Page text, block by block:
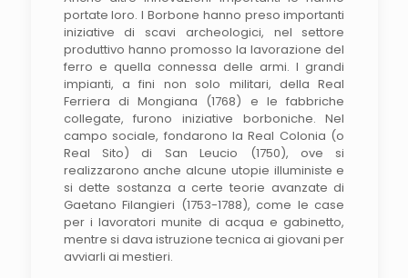
portate loro. I Borbone hanno preso importanti
iniziative di scavi archeologici, nel settore
produttivo hanno promosso la lavorazione del
ferro e quella connessa delle armi. I grandi
impianti, a fini non solo militari, della Real
Ferriera di Mongiana (1768) e le fabbriche
collegate, furono iniziative borboniche. Nel
campo sociale, fondarono la Real Colonia (o
Real Sito) di San Leucio (1750), ove si
realizzarono anche alcune utopie illuministe e
si dette sostanza a certe teorie avanzate di
Gaetano Filangieri (1753-1788), come le case
per i lavoratori munite di acqua e gabinetto,
mentre si dava istruzione tecnica ai giovani per
avviarli ai mestieri.